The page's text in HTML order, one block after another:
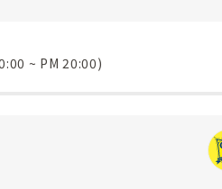
~ PM 20:00)